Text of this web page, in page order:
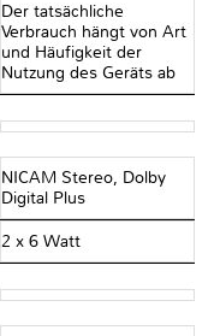
Der tatsächliche
Verbrauch hängt von Art
und Häufigkeit der
Nutzung des Geräts ab
NICAM Stereo, Dolby
Digital Plus
2 x 6 Watt